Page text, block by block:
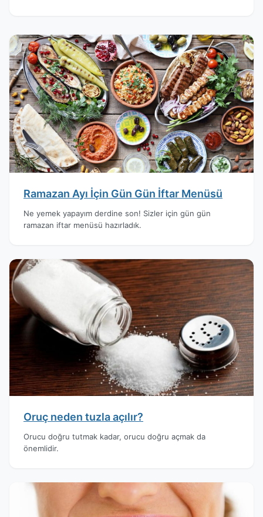
Ramazan Ayı İçin Gün Gün İftar Menüsü
Ne yemek yapayım derdine son! Sizler için gün gün
ramazan iftar menüsü hazırladık.
Oruç neden tuzla açılır?
Orucu doğru tutmak kadar, orucu doğru açmak da
önemlidir.